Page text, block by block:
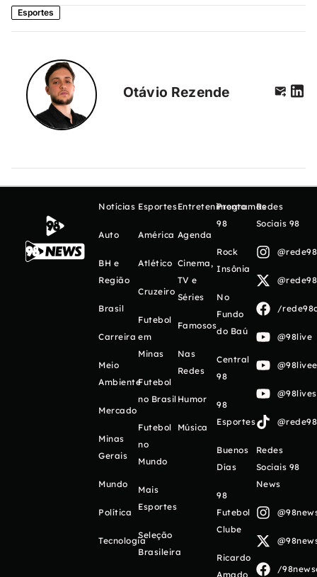
Esportes
Otávio Rezende
Notícias
Auto
BH e
Região
Brasil
Carreira
Meio
Ambiente
Mercado
Minas
Gerais
Mundo
Política
Tecnologia
Esportes
América
Atlético
Cruzeiro
Futebol
em
Minas
Futebol
no Brasil
Futebol
no
Mundo
Mais
Esportes
Seleção
Brasileira
Entretenimento
Agenda
Cinema,
TV e
Séries
Famosos
Nas
Redes
Humor
Música
Programas
98
Rock
Insônia
No
Fundo
do Baú
Central
98
98
Esportes
Buenos
Días
98
Futebol
Clube
Ricardo
Amado
Redes
Sociais 98
/
@98live
Redes
Sociais 98
News
/